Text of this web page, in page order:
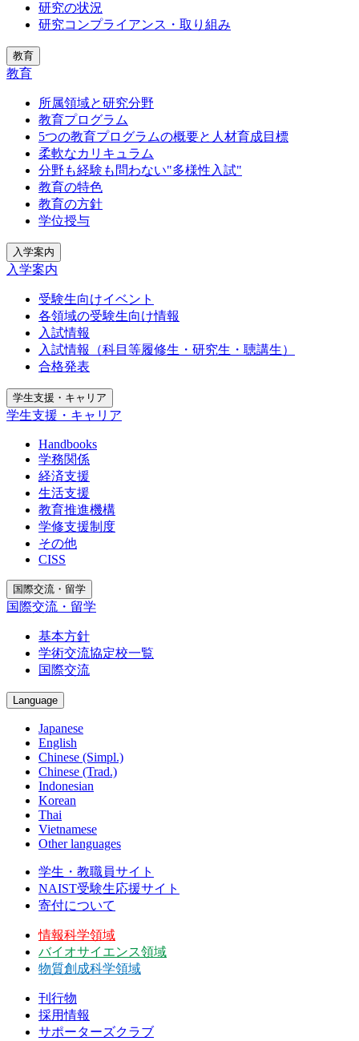
研究の状況
研究コンプライアンス・取り組み
教育
教育
所属領域と研究分野
教育プログラム
5つの教育プログラムの概要と人材育成目標
柔軟なカリキュラム
分野も経験も問わない"多様性入試"
教育の特色
教育の方針
学位授与
入学案内
入学案内
受験生向けイベント
各領域の受験生向け情報
入試情報
入試情報（科目等履修生・研究生・聴講生）
合格発表
学生支援・キャリア
学生支援・キャリア
Handbooks
学務関係
経済支援
生活支援
教育推進機構
学修支援制度
その他
CISS
国際交流・留学
国際交流・留学
基本方針
学術交流協定校一覧
国際交流
Language
Japanese
English
Chinese (Simpl.)
Chinese (Trad.)
Indonesian
Korean
Thai
Vietnamese
Other languages
学生・教職員サイト
NAIST受験生応援サイト
寄付について
情報科学領域
バイオサイエンス領域
物質創成科学領域
刊行物
採用情報
サポーターズクラブ